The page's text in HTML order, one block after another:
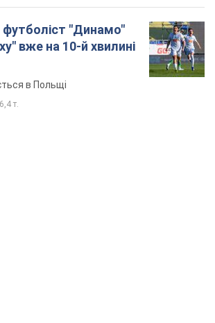
"Динамо"
вже на 10-й хвилині
в Польщі
6,4 т.